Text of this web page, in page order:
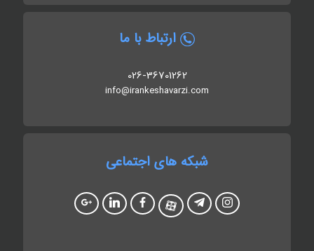
ارتباط با ما
026-36701262
info@irankeshavarzi.com
شبکه های اجتماعی